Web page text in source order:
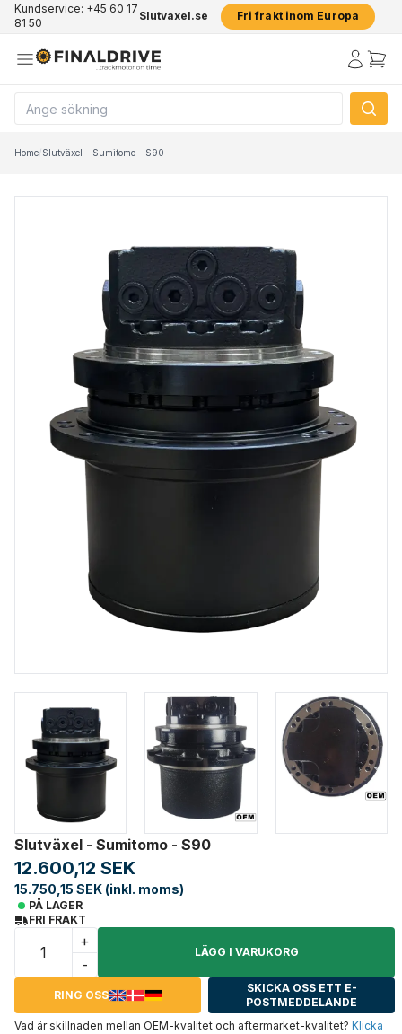
Kundservice: +45 60 17
81 50
Slutvaxel.se Fri frakt inom Europa
Home/Slutväxel - Sumitomo - S90
Slutväxel - Sumitomo - S90
12.600,12 SEK
15.750,15 SEK (inkl. moms)
PÅ LAGER
FRI FRAKT
+
-
LÄGG I VARUKORG
RING OSS
SKICKA OSS ETT E-
POSTMEDDELANDE
Vad är skillnaden mellan OEM-kvalitet och aftermarket-kvalitet? Klicka